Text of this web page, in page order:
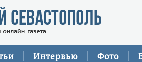
Интервью Фото